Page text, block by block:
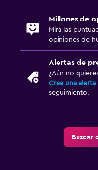
Millones de
Mira las
opiniones de
Alertas de
¿Aún no
Crea una
seguimiento.
Buscar